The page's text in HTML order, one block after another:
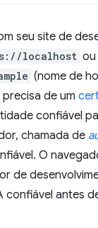
seu site de
localhost ou
(nome de
de um
confiável
chamada de
O
de
confiável antes